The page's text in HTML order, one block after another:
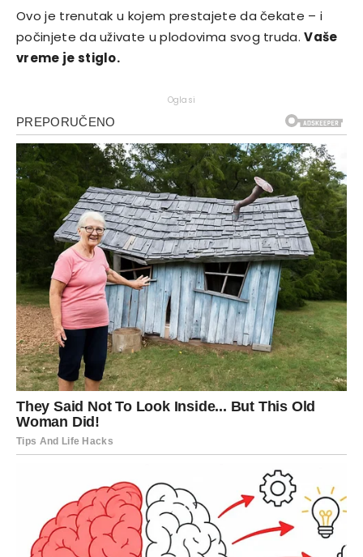
Ovo je trenutak u kojem prestajete da čekate – i
počinjete da uživate u plodovima svog truda.Vaše
vreme je stiglo.
Oglasi